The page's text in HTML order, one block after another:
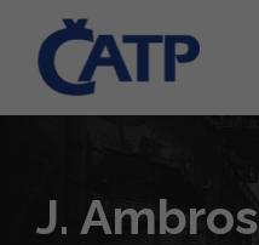
J. Ambros